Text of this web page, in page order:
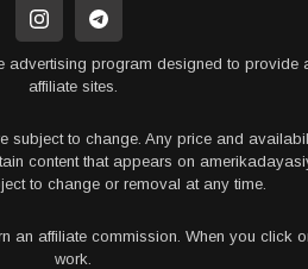
program designed to
affiliate sites.
to change. Any price and
content that appears on
to change or removal at any time.
an affiliate commission. When you
work.